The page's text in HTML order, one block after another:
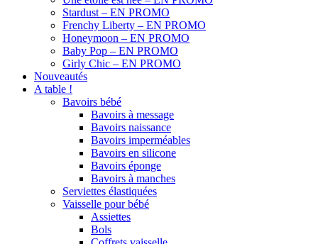
Stardust – EN PROMO
Frenchy Liberty – EN PROMO
Honeymoon – EN PROMO
Baby Pop – EN PROMO
Girly Chic – EN PROMO
Nouveautés
A table !
Bavoirs bébé
Bavoirs à message
Bavoirs naissance
Bavoirs imperméables
Bavoirs en silicone
Bavoirs éponge
Bavoirs à manches
Serviettes élastiquées
Vaisselle pour bébé
Assiettes
Bols